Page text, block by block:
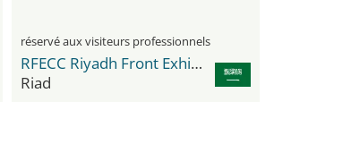
réservé aux visiteurs professionnels
RFECC Riyadh Front Exhibition & Conference Center
Riad